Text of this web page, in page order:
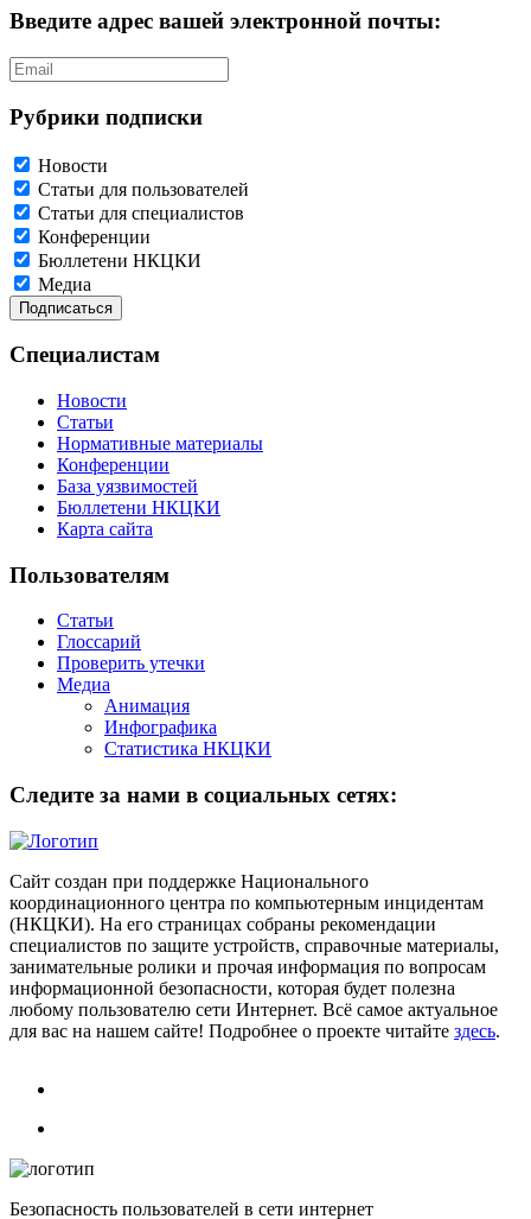
Введите адрес вашей электронной почты:
Рубрики подписки
Новости
Статьи для пользователей
Статьи для специалистов
Конференции
Бюллетени НКЦКИ
Медиа
Специалистам
Новости
Статьи
Нормативные материалы
Конференции
База уязвимостей
Бюллетени НКЦКИ
Карта сайта
Пользователям
Статьи
Глоссарий
Проверить утечки
Медиа
Анимация
Инфографика
Статистика НКЦКИ
Следите за нами в социальных сетях:
Сайт создан при поддержке Национального
координационного центра по компьютерным инцидентам
(НКЦКИ). На его страницах собраны рекомендации
специалистов по защите устройств, справочные материалы,
занимательные ролики и прочая информация по вопросам
информационной безопасности, которая будет полезна
любому пользователю сети Интернет. Всё самое актуальное
для вас на нашем сайте! Подробнее о проекте читайте здесь.
Безопасность пользователей в сети интернет